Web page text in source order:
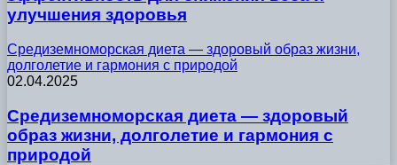
улучшения здоровья
Средиземноморская диета — здоровый образ жизни,
долголетие и гармония с природой
02.04.2025
Средиземноморская диета — здоровый
образ жизни, долголетие и гармония с
природой